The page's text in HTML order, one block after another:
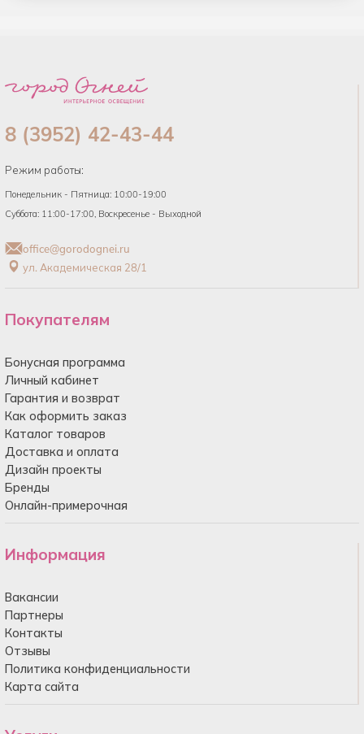
8 (3952) 42-43-44
Режим работы:
Понедельник - Пятница: 10:00-19:00
Суббота: 11:00-17:00, Воскресенье - Выходной
office@gorodognei.ru
ул. Академическая 28/1
Покупателям
Бонусная программа
Личный кабинет
Гарантия и возврат
Как оформить заказ
Каталог товаров
Доставка и оплата
Дизайн проекты
Бренды
Онлайн-примерочная
Информация
Вакансии
Партнеры
Контакты
Отзывы
Политика конфиденциальности
Карта сайта